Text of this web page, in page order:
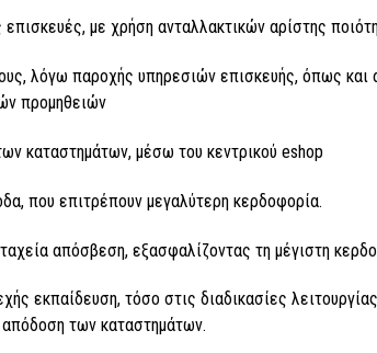
επισκευές, με χρήση ανταλλακτικών αρίστης
λόγω παροχής υπηρεσιών επισκευής, όπως και
προμηθειών
καταστημάτων, μέσω του κεντρικού eshop
που επιτρέπουν μεγαλύτερη κερδοφορία.
απόσβεση, εξασφαλίζοντας τη μέγιστη
εκπαίδευση, τόσο στις διαδικασίες
των καταστημάτων.